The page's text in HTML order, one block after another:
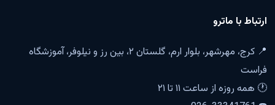
ارتباط با ماترو
📍 کرج، مهرشهر، بلوار ارم، گلستان ۲، بین رز و نیلوفر، آموزشگاه
فراست
🕐 همه روزه از ساعت ۱۱ تا ۲۱